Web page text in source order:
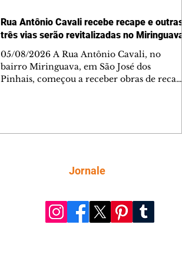
Rua Antônio Cavali recebe recape e outras
três vias serão revitalizadas no Miringuava
05/08/2026 A Rua Antônio Cavali, no
bairro Miringuava, em São José dos
Pinhais, começou a receber obras de recape
pavimentação deve melhorar as condições
de tráfego nas vias, proporcionando uma
Jornale